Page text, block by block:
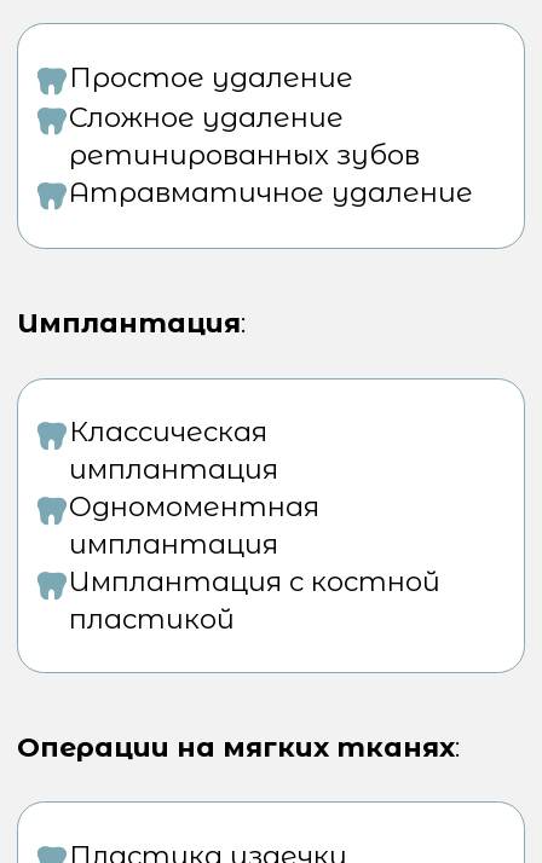
Костные операции
Костная пластика
Синус-лифтинг
хирургу может значительно
улучшить состояние полости
рта и качество жизни. Не
откладывайте визит, если у Вас
есть показания для
хирургического вмешательства.
Преимущества
хирургической
стоматологии в
Наши стоматологи-хирурги —
специалисты высшей категории
используют современные